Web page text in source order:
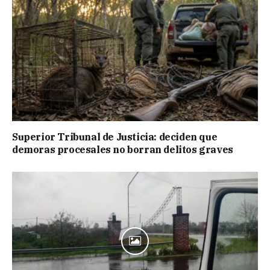
Superior Tribunal de Justicia: deciden que
demoras procesales no borran delitos graves